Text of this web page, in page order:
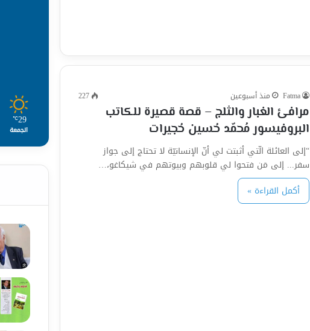
Fatma منذ أسبوعين 227
مرافئ الغبار والثلج – قصة قصيرة للكاتب
البروفيسور مُحمّد حُسين حُجيرات
“إلى العائلة الّتي أثبتت لي أنّ الإنسانيّة لا تحتاج إلى جواز
سفر... إلى مَن فتحوا لي قلوبهم وبيوتهم في شيكاغو،…
أكمل القراءة »
29
℃
الجمعة